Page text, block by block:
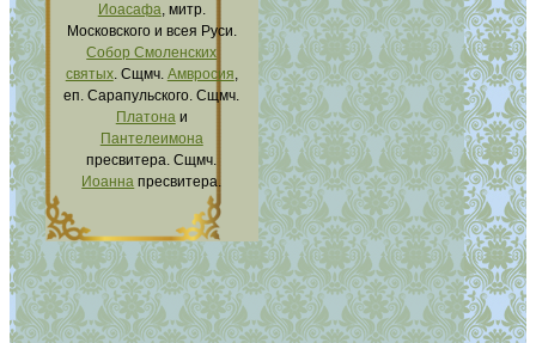
Иоасафа, митр.
Московского и всея Руси.
Собор Смоленских
святых. Сщмч. Амвросия,
еп. Сарапульского. Сщмч.
Платонаи
Пантелеимона
пресвитера. Сщмч.
Иоанна пресвитера.